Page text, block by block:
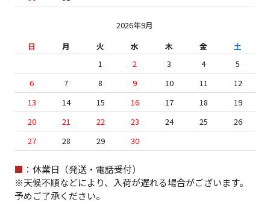
2026年9月
日
月 火 水 木 金
土
1
2 3 4
5
6
7 8 9 10 11
12
13
14 15 16 17 18
19
20
21 22 23 24 25
26
27
28 29 30
■ ：休業日（発送・電話受付）
※天候不順などにより、入荷が遅れる場合がございます。
予めご了承ください。